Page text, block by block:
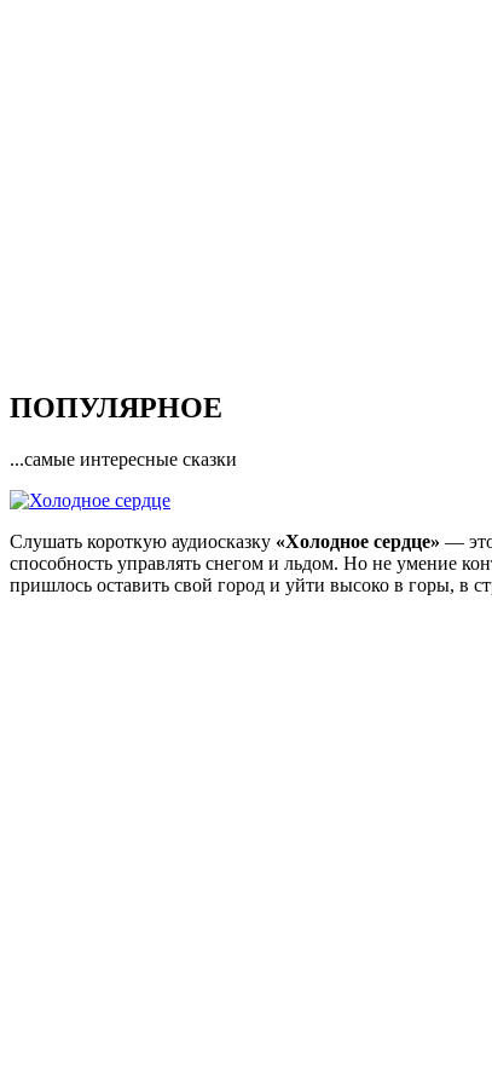
ПОПУЛЯРНОЕ
...самые интересные сказки
Слушать короткую аудиосказку «Холодное сердце» —
способность управлять снегом и льдом. Но не умение
пришлось оставить свой город и уйти высоко в горы, в